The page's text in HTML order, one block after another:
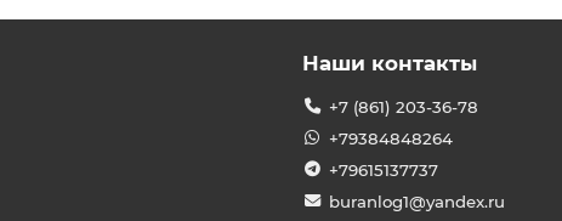
Наши контакты
+7 (861) 203-36-78
+79384848264
+79615137737
buranlog1@yandex.ru